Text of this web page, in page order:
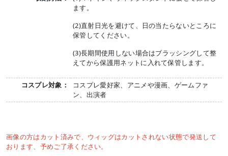
ます。
(2)直射日光を避けて、日の当たらないところに
保管してください。
(3)長期間使用しない場合はブラッシングして整
えてから保護用ネットに入れて保管します。
コスプレ対象：
コスプレ愛好家、アニメや漫画、ゲームファ
ン、出演者
画像の方はカット済みで、ウィッグはカットされない状態で発送して
おります、予めご了承ください。